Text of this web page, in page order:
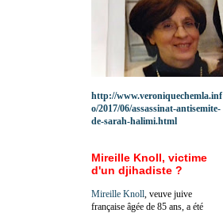
http://www.veroniquechemla.inf
o/2017/06/assassinat-antisemite-
de-sarah-halimi.html
Mireille Knoll, victime
d'un djihadiste ?
Mireille Knoll , veuve juive
française âgée de 85 ans, a été